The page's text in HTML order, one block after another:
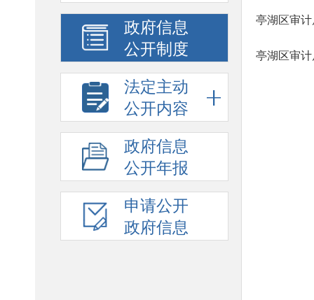
政府信息
公开制度
法定主动
公开内容
政府信息
公开年报
申请公开
政府信息
亭湖区审
亭湖区审